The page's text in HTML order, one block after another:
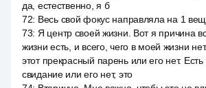
да, естественно, я б
72: Весь свой фокус направляла на 1
73: Я центр своей жизни. Вот я причина
жизни есть, и всего, чего в моей жизни
этот прекрасный парень или его нет. Есть
свидание или его нет, это